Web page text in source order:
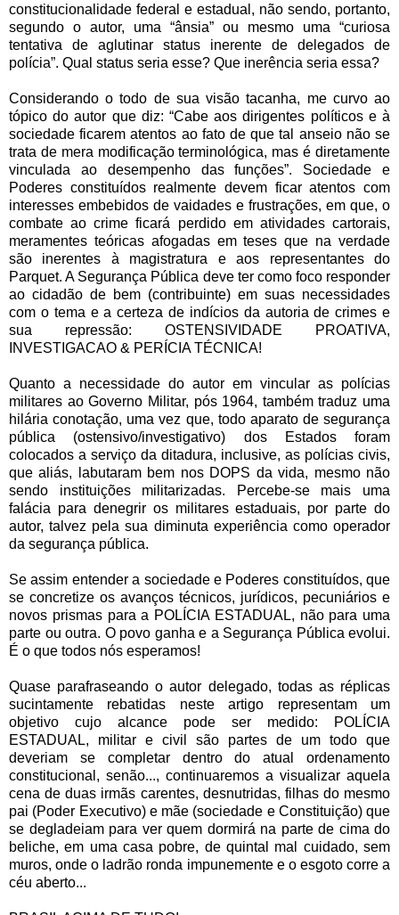
constitucionalidade federal e estadual, não sendo, portanto,
segundo o autor, uma “ânsia” ou mesmo uma “curiosa
tentativa de aglutinar status inerente de delegados de
polícia”. Qual status seria esse? Que inerência seria essa?
Considerando o todo de sua visão tacanha, me curvo ao
tópico do autor que diz: “Cabe aos dirigentes políticos e à
sociedade ficarem atentos ao fato de que tal anseio não se
trata de mera modificação terminológica, mas é diretamente
vinculada ao desempenho das funções”. Sociedade e
Poderes constituídos realmente devem ficar atentos com
interesses embebidos de vaidades e frustrações, em que, o
combate ao crime ficará perdido em atividades cartorais,
meramentes teóricas afogadas em teses que na verdade
são inerentes à magistratura e aos representantes do
Parquet. A Segurança Pública deve ter como foco responder
ao cidadão de bem (contribuinte) em suas necessidades
com o tema e a certeza de indícios da autoria de crimes e
sua repressão: OSTENSIVIDADE PROATIVA,
INVESTIGACAO & PERÍCIA TÉCNICA!
Quanto a necessidade do autor em vincular as polícias
militares ao Governo Militar, pós 1964, também traduz uma
hilária conotação, uma vez que, todo aparato de segurança
pública (ostensivo/investigativo) dos Estados foram
colocados a serviço da ditadura, inclusive, as polícias civis,
que aliás, labutaram bem nos DOPS da vida, mesmo não
sendo instituições militarizadas. Percebe-se mais uma
falácia para denegrir os militares estaduais, por parte do
autor, talvez pela sua diminuta experiência como operador
da segurança pública.
Se assim entender a sociedade e Poderes constituídos, que
se concretize os avanços técnicos, jurídicos, pecuniários e
novos prismas para a POLÍCIA ESTADUAL, não para uma
parte ou outra. O povo ganha e a Segurança Pública evolui.
É o que todos nós esperamos!
Quase parafraseando o autor delegado, todas as réplicas
sucintamente rebatidas neste artigo representam um
objetivo cujo alcance pode ser medido: POLÍCIA
ESTADUAL, militar e civil são partes de um todo que
deveriam se completar dentro do atual ordenamento
constitucional, senão..., continuaremos a visualizar aquela
cena de duas irmãs carentes, desnutridas, filhas do mesmo
pai (Poder Executivo) e mãe (sociedade e Constituição) que
se degladeiam para ver quem dormirá na parte de cima do
beliche, em uma casa pobre, de quintal mal cuidado, sem
muros, onde o ladrão ronda impunemente e o esgoto corre a
céu aberto...